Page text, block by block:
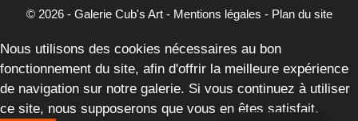
© 2026 - Galerie Cub's Art - Mentions légales - Plan du site
Article ajouté au panier
Nous utilisons des cookies nécessaires au bon
fonctionnement du site, afin d'offrir la meilleure expérience
de navigation sur notre galerie. Si vous continuez à utiliser
ce site, nous supposerons que vous en êtes satisfait.